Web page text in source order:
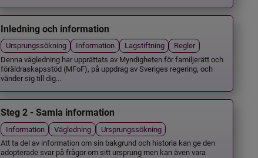
Inledning och information
Ursprungssökning Information Lagstiftning
Regler
Denna vägledning har upprättats av Myndigheten för familjerätt och
föräldraskapsstöd (MFoF), på uppdrag av Sveriges regering, och
vänder sig till dig...
Steg 2 - Samla information
Information Vägledning
Ursprungssökning
Att ta del av information om sin bakgrund och historia kan ge den
adopterade svar på frågor om sitt ursprung men kan även vara